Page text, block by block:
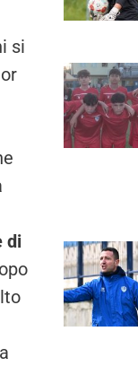
si
di